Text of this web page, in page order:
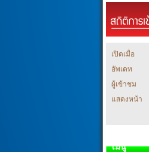
เปิดเมื่อ
อัพเดท
ผู้เข้าชม
แสดงหน้า
เมนู